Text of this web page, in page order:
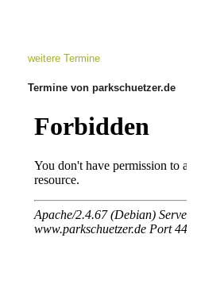
weitere Termine
Termine von parkschuetzer.de